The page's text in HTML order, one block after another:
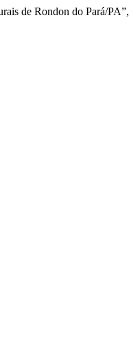
de Rondon do Pará/PA”,